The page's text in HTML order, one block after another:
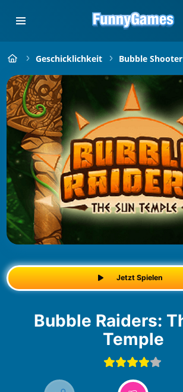
Geschicklichkeit Bubble Shooter
Jetzt Spielen
Bubble Raiders: The Sun
Temple